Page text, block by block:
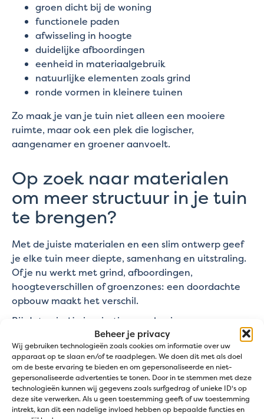
Beheer je privacy
Wij gebruiken technologieën zoals cookies om informatie over uw
apparaat op te slaan en/of te raadplegen. We doen dit met als doel
om de beste ervaring te bieden en om gepersonaliseerde en niet-
gepersonaliseerde advertenties te tonen. Door in te stemmen met deze
technologieën kunnen wij gegevens zoals surfgedrag of unieke ID's op
deze site verwerken. Als u geen toestemming geeft of uw toestemming
intrekt, kan dit een nadelige invloed hebben op bepaalde functies en
groen dicht bij de woning
functionele paden
afwisseling in hoogte
duidelijke afboordingen
eenheid in materiaalgebruik
natuurlijke elementen zoals grind
ronde vormen in kleinere tuinen
Zo maak je van je tuin niet alleen een mooiere
ruimte, maar ook een plek die logischer,
aangenamer en groener aanvoelt.
Op zoek naar materialen
om meer structuur in je tuin
te brengen?
Met de juiste materialen en een slim ontwerp geef
je elke tuin meer diepte, samenhang en uitstraling.
Of je nu werkt met grind, afboordingen,
hoogteverschillen of groenzones: een doordachte
opbouw maakt het verschil.
Bij Jatu vind je inspiratie en oplossingen om van
elke tuin een functioneel en stijlvol geheel te
maken.